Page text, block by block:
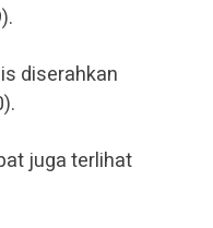
diserahkan
juga terlihat